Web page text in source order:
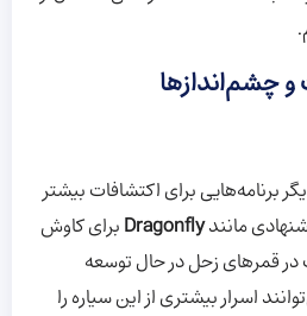
و چشم‌اندازها
برنامه‌هایی برای اکتشافات بیشتر
مانندDragonflyبرای کاوش
در قمرهای زحل در حال توسعه
اسرار بیشتری از این سیاره را